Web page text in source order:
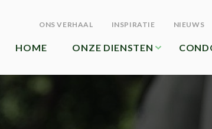
ONS VERHAAL INSPIRATIE NIEUWS
HOME ONZE DIENSTEN